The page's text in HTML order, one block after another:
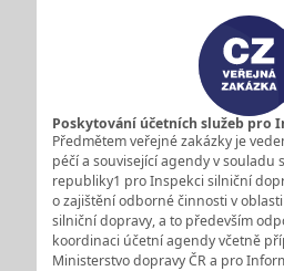
Poskytování účetních služeb pro
Předmětem veřejné zakázky je
péčí a související agendy v souladu
republiky1 pro Inspekci silniční
o zajištění odborné činnosti v
silniční dopravy, a to především
koordinaci účetní agendy včetně
Ministerstvo dopravy ČR a pro